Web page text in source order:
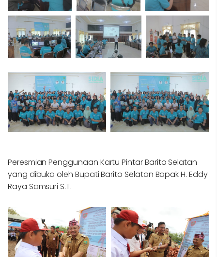
Peresmian Penggunaan Kartu Pintar Barito Selatan
yang dibuka oleh Bupati Barito Selatan Bapak H. Eddy
Raya Samsuri S.T.